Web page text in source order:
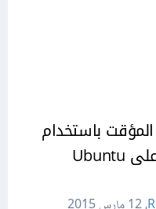
باستخدام
Redis لتسريع ووردبريس على Ubuntu